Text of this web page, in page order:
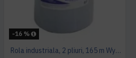
-16 %
Rola industriala, 2 pliuri, 165 m Wypall L30, Kimberly Clark